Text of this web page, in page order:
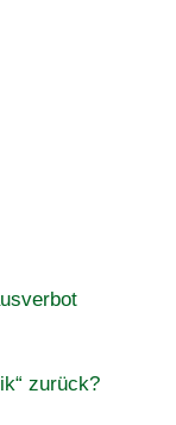
zurück?